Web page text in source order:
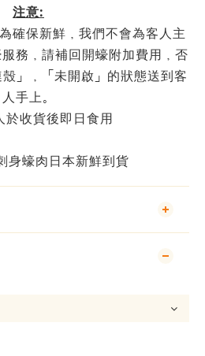
注意:
確保新鮮，我們不會為客人主
務，請補回開蠔附加費用，否
」，「未開啟」的狀態送到客
人手上。
於收貨後即日食用
身蠔肉日本新鮮到貨